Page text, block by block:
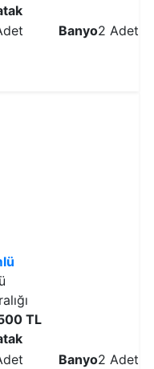
Banyo2 Adet
TL
Banyo2 Adet